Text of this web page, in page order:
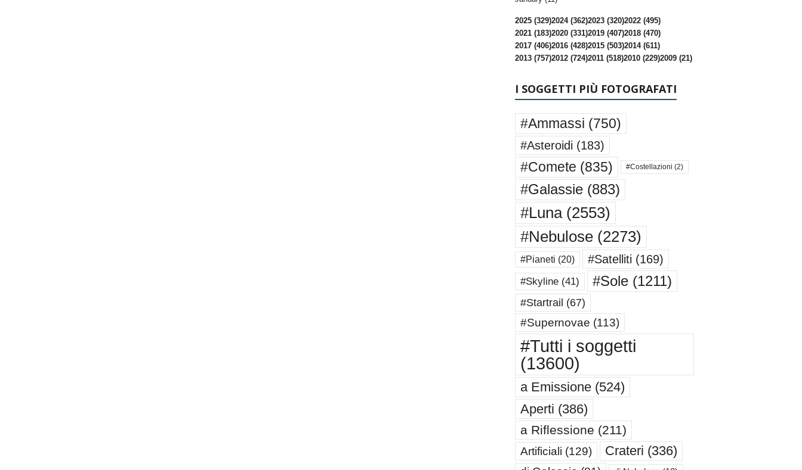
2025 (329)2024 (362)2023 (320)2022 (495)
2021 (183)2020 (331)2019 (407)2018 (470)
2017 (406)2016 (428)2015 (503)2014 (611)
2013 (757)2012 (724)2011 (518)2010 (229)2009 (21)
I SOGGETTI PIÙ FOTOGRAFATI
#Ammassi (750)
#Asteroidi (183)
#Comete (835) #Costellazioni (2)
#Galassie(883)
#Luna(2553)
#Nebulose(2273)
#Pianeti (20) #Satelliti (169)
#Skyline(41) #Sole(1211)
#Startrail (67)
#Supernovae (113)
#Tutti i soggetti
(13600)
a Emissione(524)
Aperti (386)
a Riflessione (211)
Artificiali (129) Crateri (336)